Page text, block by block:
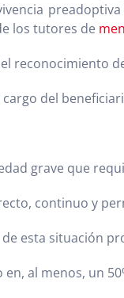
los tutores de
reconocimiento
del
grave que
continuo y
esta situación
al menos, un